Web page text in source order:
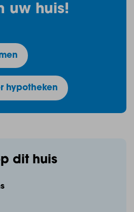
badkamer. De
biedt volop mogelijkheden
een thuiskantoor,
Dankzij de vaste
direct volwaardig te
5
m²
uw huis!
hypotheken
dit huis